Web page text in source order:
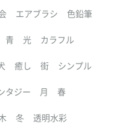
エアブラシ 色鉛筆
青 光 カラフル
癒し 街 シンプル
タジー 月 春
冬 透明水彩